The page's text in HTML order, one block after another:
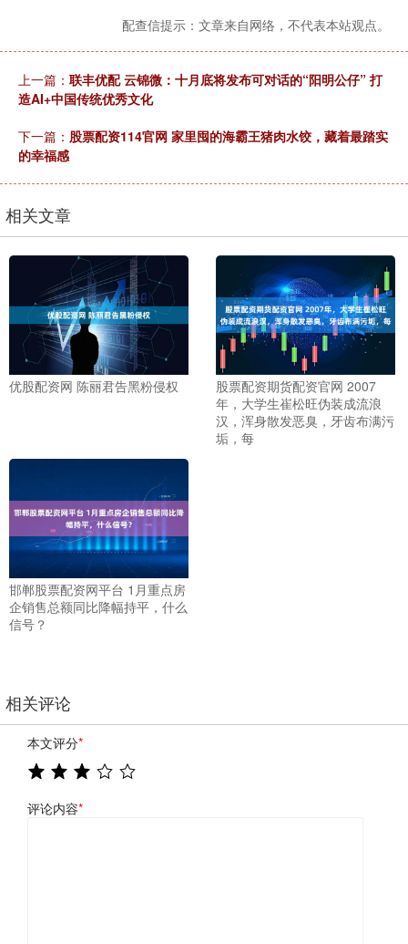
配查信提示：文章来自网络，不代表本站观点。
上一篇： 联丰优配 云锦微：十月底将发布可对话的“阳明公仔” 打
造AI+中国传统优秀文化
下一篇： 股票配资114官网 家里囤的海霸王猪肉水饺，藏着最踏实
的幸福感
相关文章
优股配资网 陈丽君告黑粉侵权
股票配资期货配资官网 2007
年，大学生崔松旺伪装成流浪
汉，浑身散发恶臭，牙齿布满污
垢，每
邯郸股票配资网平台 1月重点房
企销售总额同比降幅持平，什么
信号？
相关评论
本文评分*
评论内容*